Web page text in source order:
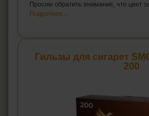
Просим обратить внимание, что цвет
Подробнее...
Гильзы для сигарет
200